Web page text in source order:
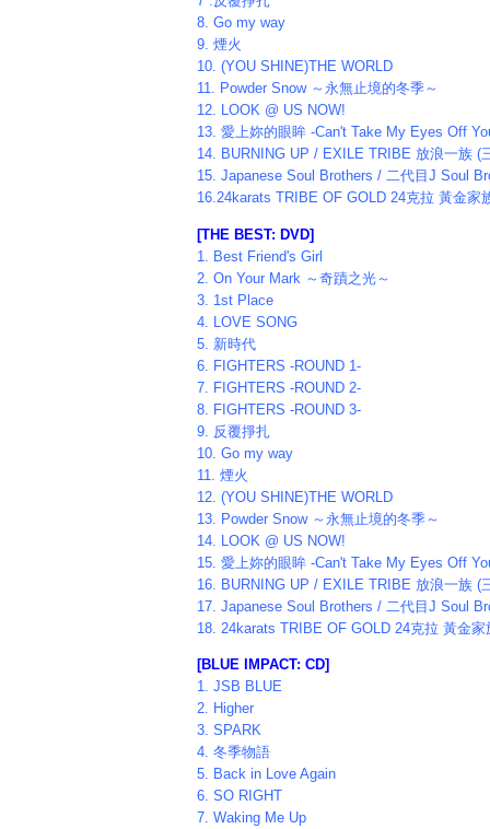
8. Go my way
9. 煙火
10. (YOU SHINE)THE WORLD
11. Powder Snow ～永無止境的冬季～
12. LOOK @ US NOW!
13. 愛上妳的眼眸 -Can't Take My Eyes Off
14. BURNING UP / EXILE TRIBE 放浪一族 (
15. Japanese Soul Brothers / 二代目J Soul
16.24karats TRIBE OF GOLD 24克拉 黃金
[THE BEST: DVD]
1. Best Friend's Girl
2. On Your Mark ～奇蹟之光～
3. 1st Place
4. LOVE SONG
5. 新時代
6. FIGHTERS -ROUND 1-
7. FIGHTERS -ROUND 2-
8. FIGHTERS -ROUND 3-
9. 反覆掙扎
10. Go my way
11. 煙火
12. (YOU SHINE)THE WORLD
13. Powder Snow ～永無止境的冬季～
14. LOOK @ US NOW!
15. 愛上妳的眼眸 -Can't Take My Eyes Off
16. BURNING UP / EXILE TRIBE 放浪一族 (
17. Japanese Soul Brothers / 二代目J Soul
18. 24karats TRIBE OF GOLD 24克拉 黃金
[BLUE IMPACT: CD]
1. JSB BLUE
2. Higher
3. SPARK
4. 冬季物語
5. Back in Love Again
6. SO RIGHT
7. Waking Me Up